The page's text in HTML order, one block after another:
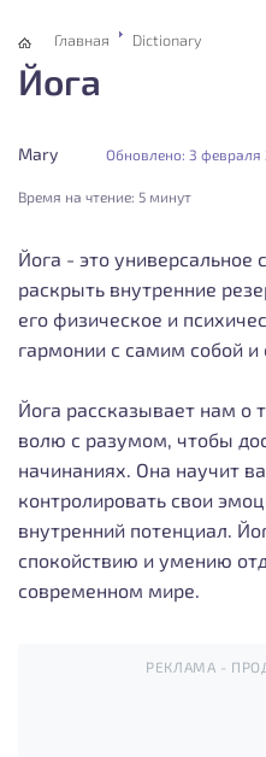
Главная Dictionary
Йога
Mary Обновлено: 3 февраля
Время на чтение: 5 минут
Йога - это универсальное
раскрыть внутренние
его физическое и
гармонии с самим собой
Йога рассказывает нам о
волю с разумом, чтобы
начинаниях. Она научит
контролировать свои
внутренний потенциал.
спокойствию и умению
современном мире.
РЕКЛАМА -